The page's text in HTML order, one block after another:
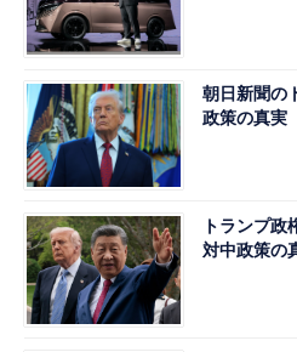
朝日新聞の
政策の真実
トランプ
対中政策の